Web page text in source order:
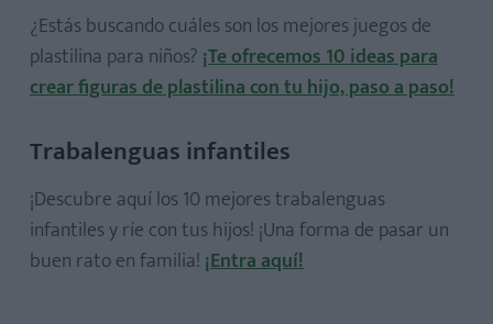
¿Estás buscando cuáles son los mejores juegos de
plastilina para niños? ¡Te ofrecemos 10 ideas para
crear figuras de plastilina con tu hijo, paso a paso!
Trabalenguas infantiles
¡Descubre aquí los 10 mejores trabalenguas
infantiles y ríe con tus hijos! ¡Una forma de pasar un
buen rato en familia! ¡Entra aquí!